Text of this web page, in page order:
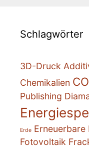
Schlagwörter
3D-Druck
Chemikalien
Publishing
Erde Erneuerbare
Fotovoltaik